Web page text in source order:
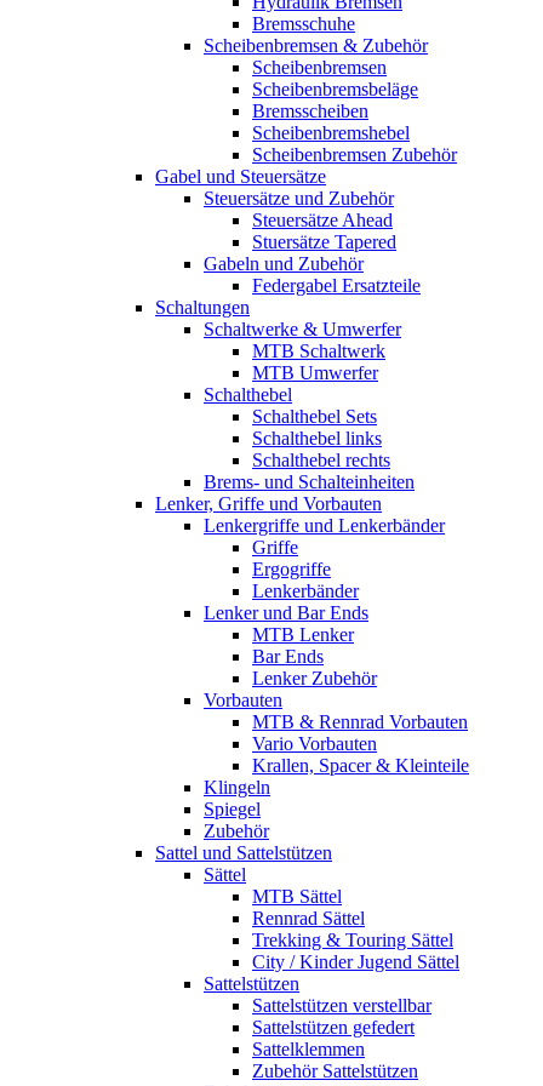
Bremsschuhe
Scheibenbremsen & Zubehör
Scheibenbremsen
Scheibenbremsbeläge
Bremsscheiben
Scheibenbremshebel
Scheibenbremsen Zubehör
Gabel und Steuersätze
Steuersätze und Zubehör
Steuersätze Ahead
Stuersätze Tapered
Gabeln und Zubehör
Federgabel Ersatzteile
Schaltungen
Schaltwerke & Umwerfer
MTB Schaltwerk
MTB Umwerfer
Schalthebel
Schalthebel Sets
Schalthebel links
Schalthebel rechts
Brems- und Schalteinheiten
Lenker, Griffe und Vorbauten
Lenkergriffe und Lenkerbänder
Griffe
Ergogriffe
Lenkerbänder
Lenker und Bar Ends
MTB Lenker
Bar Ends
Lenker Zubehör
Vorbauten
MTB & Rennrad Vorbauten
Vario Vorbauten
Krallen, Spacer & Kleinteile
Klingeln
Spiegel
Zubehör
Sattel und Sattelstützen
Sättel
MTB Sättel
Rennrad Sättel
Trekking & Touring Sättel
City / Kinder Jugend Sättel
Sattelstützen
Sattelstützen verstellbar
Sattelstützen gefedert
Sattelklemmen
Zubehör Sattelstützen